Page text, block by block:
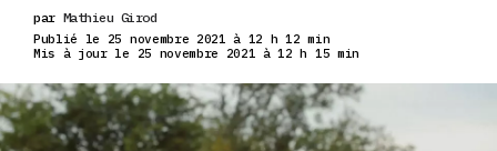
par Mathieu Girod
Publié le 25 novembre 2021 à 12 h 12 min
Mis à jour le 25 novembre 2021 à 12 h 15 min